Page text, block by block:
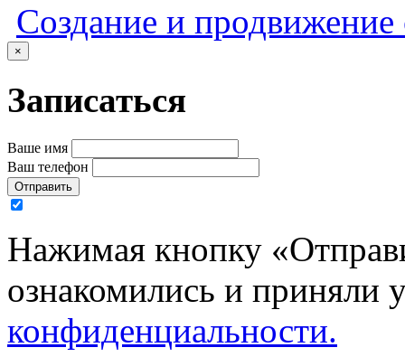
Создание и
×
Записаться
Ваше имя
Ваш телефон
Отправить
Нажимая кнопку
ознакомились и приняли
конфиденциальности.